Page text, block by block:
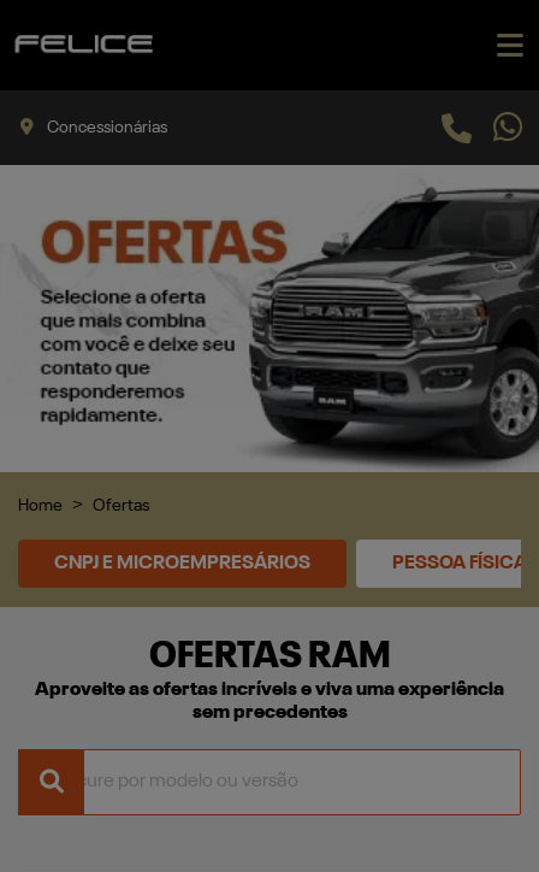
Concessionárias
Home Ofertas
CNPJ E MICROEMPRESÁRIOS PESSOA FÍSICA
OFERTAS RAM
Aproveite as ofertas incríveis e viva uma experiência
sem precedentes